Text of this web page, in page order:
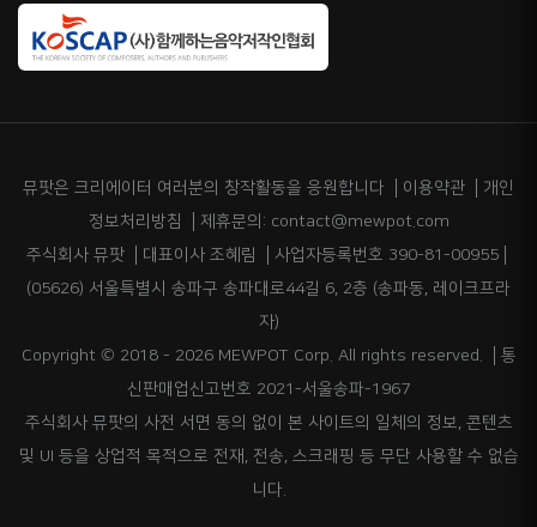
뮤팟은 크리에이터 여러분의 창작활동을 응원합니다 이용약관
개인
정보처리방침
제휴문의: contact@mewpot.com
주식회사 뮤팟
대표이사 조혜림
사업자등록번호 390-81-00955
(05626) 서울특별시 송파구 송파대로44길 6, 2층 (송파동, 레이크프라
자)
Copyright © 2018 - 2026 MEWPOT Corp. All rights reserved.
통
신판매업신고번호 2021-서울송파-1967
주식회사 뮤팟의 사전 서면 동의 없이 본 사이트의 일체의 정보, 콘텐츠
및 UI 등을 상업적 목적으로 전재, 전송, 스크래핑 등 무단 사용할 수 없습
니다.